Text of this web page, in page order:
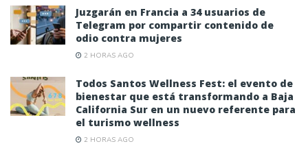
Juzgarán en Francia a 34 usuarios de
Telegram por compartir contenido de
odio contra mujeres
2 HORAS AGO
Todos Santos Wellness Fest: el evento de
bienestar que está transformando a Baja
California Sur en un nuevo referente para
el turismo wellness
2 HORAS AGO